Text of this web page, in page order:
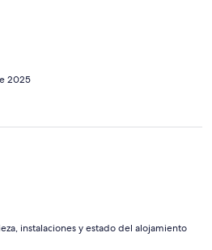
2025
instalaciones y estado del alojamiento